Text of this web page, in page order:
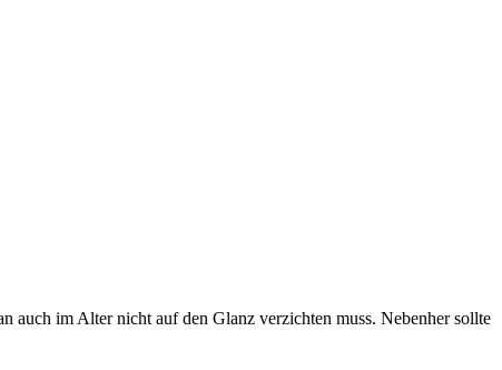
auch im Alter nicht auf den Glanz verzichten muss. Nebenher sollte